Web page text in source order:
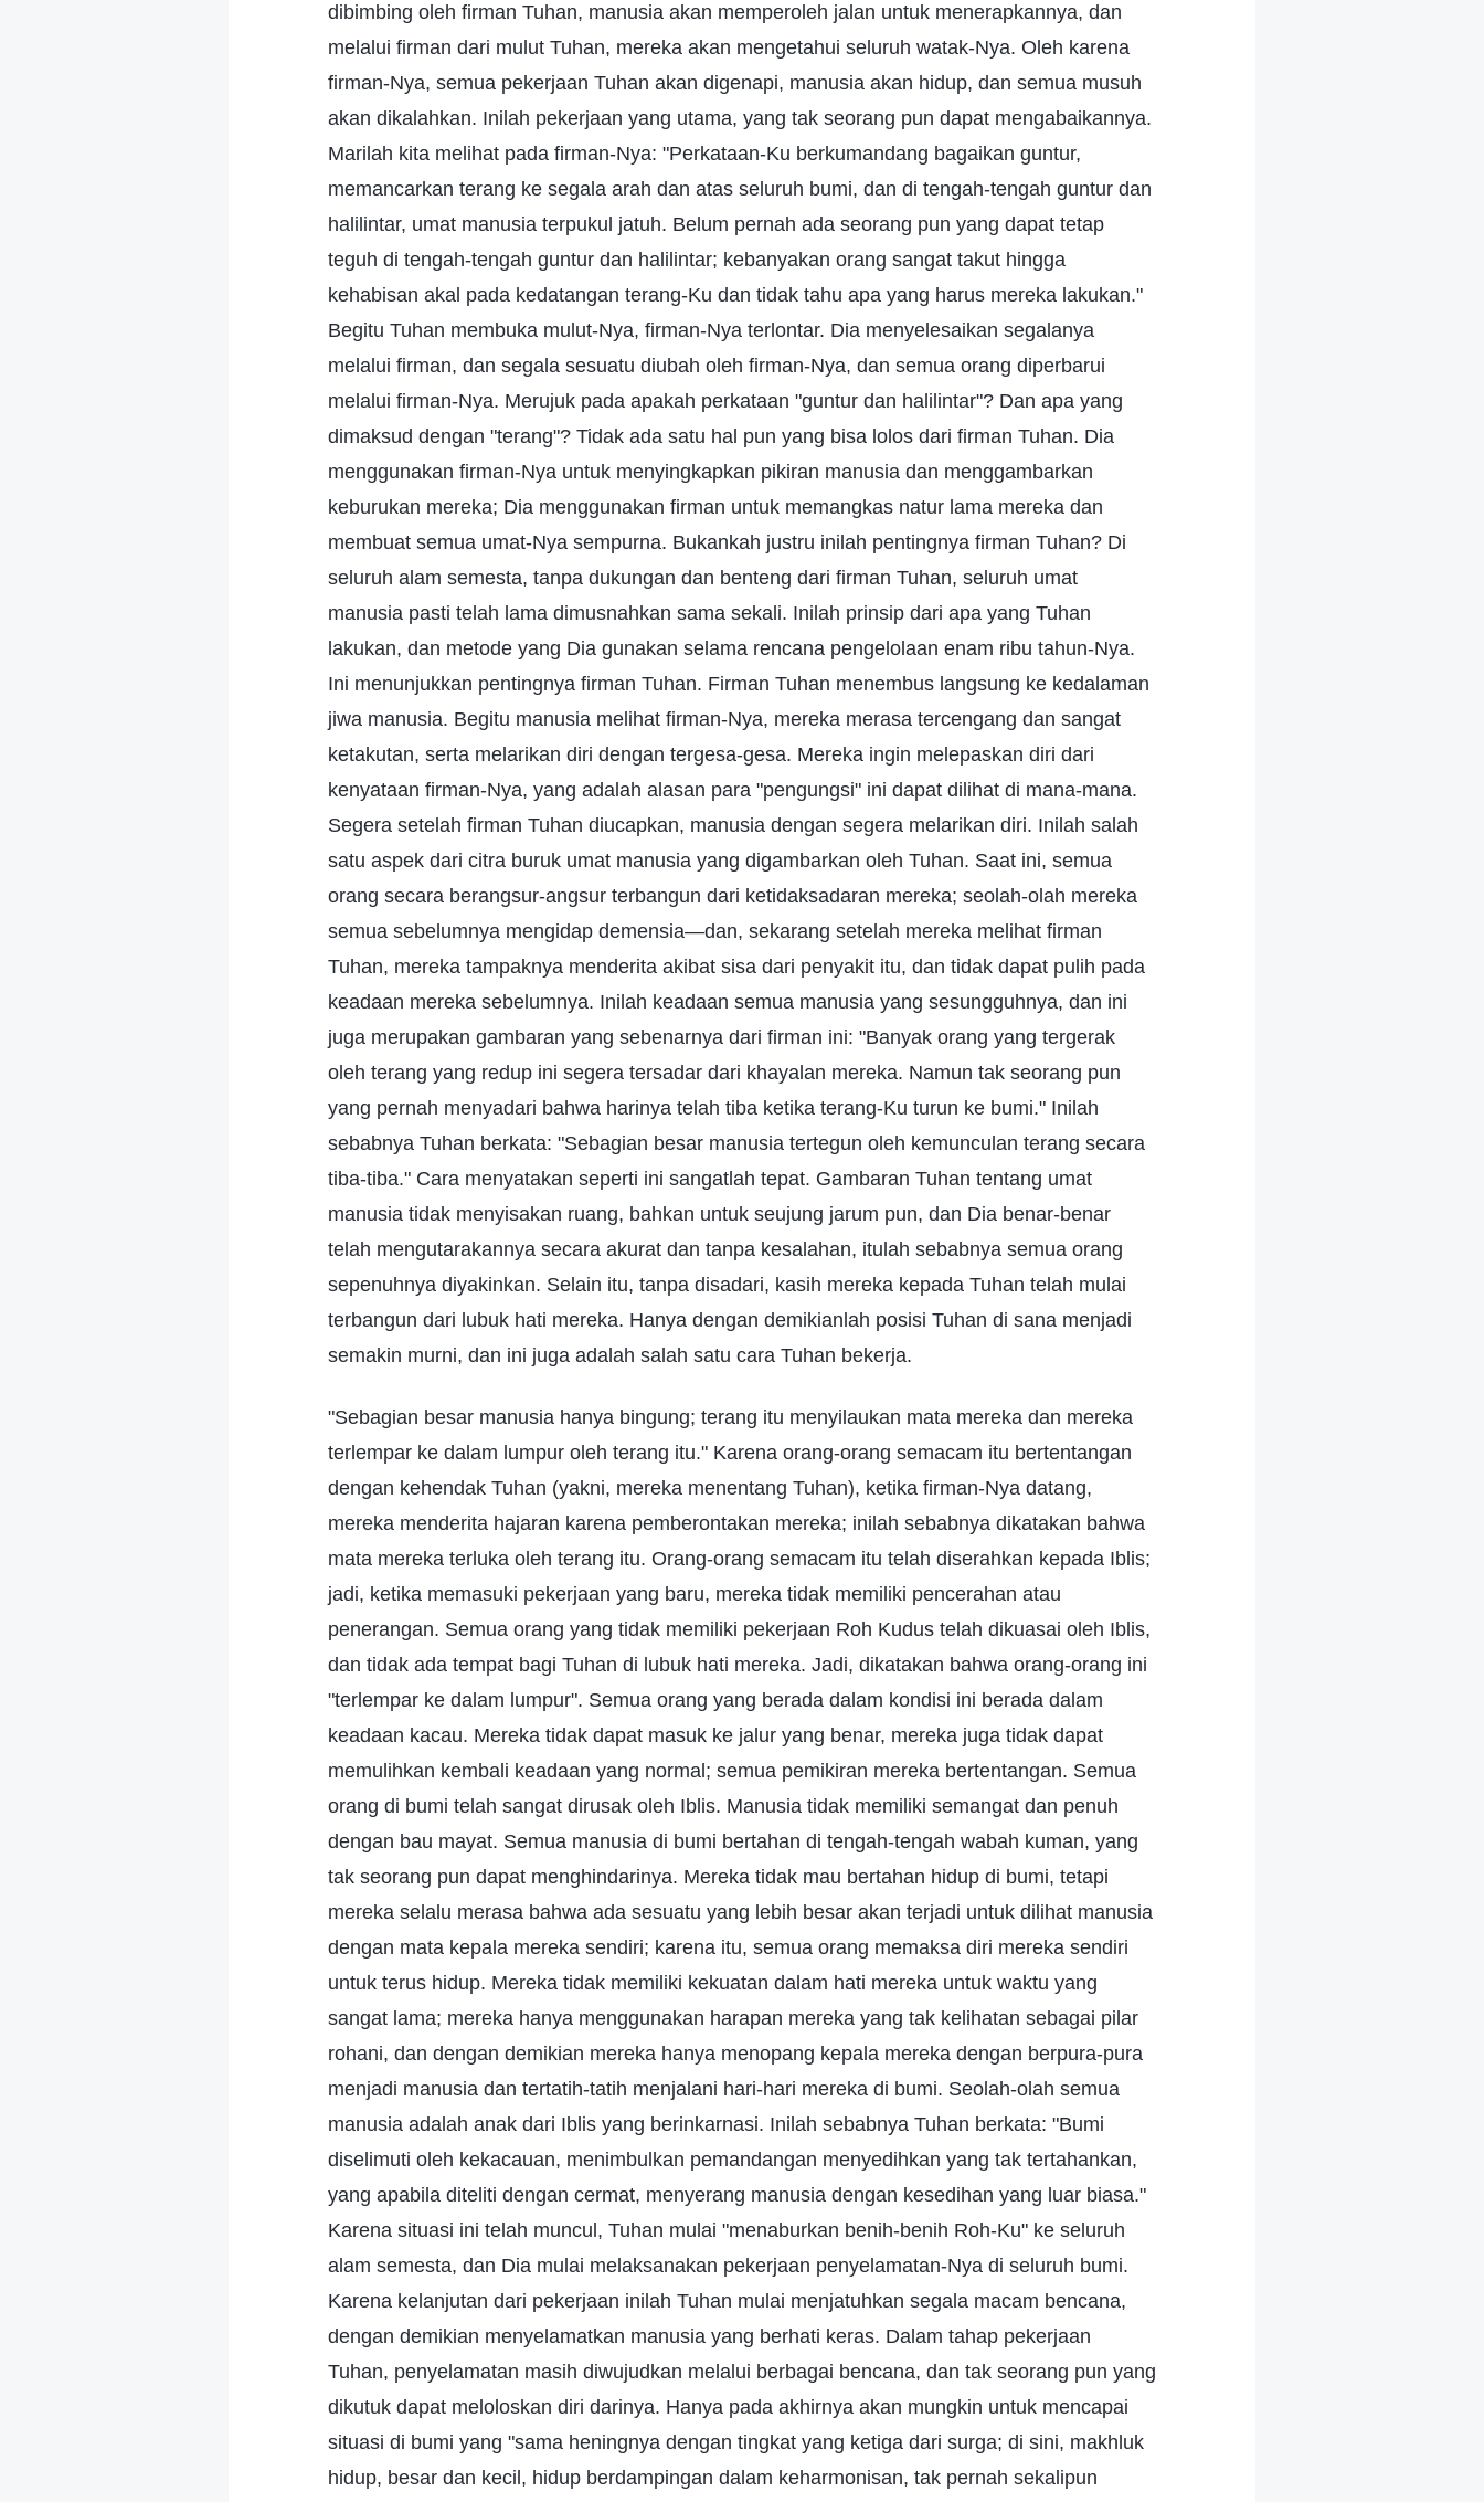
dibimbing oleh firman Tuhan, manusia akan memperoleh jalan untuk menerapkannya, dan
melalui firman dari mulut Tuhan, mereka akan mengetahui seluruh watak-Nya. Oleh karena
firman-Nya, semua pekerjaan Tuhan akan digenapi, manusia akan hidup, dan semua musuh
akan dikalahkan. Inilah pekerjaan yang utama, yang tak seorang pun dapat mengabaikannya.
Marilah kita melihat pada firman-Nya: "Perkataan-Ku berkumandang bagaikan guntur,
memancarkan terang ke segala arah dan atas seluruh bumi, dan di tengah-tengah guntur dan
halilintar, umat manusia terpukul jatuh. Belum pernah ada seorang pun yang dapat tetap
teguh di tengah-tengah guntur dan halilintar; kebanyakan orang sangat takut hingga
kehabisan akal pada kedatangan terang-Ku dan tidak tahu apa yang harus mereka lakukan."
Begitu Tuhan membuka mulut-Nya, firman-Nya terlontar. Dia menyelesaikan segalanya
melalui firman, dan segala sesuatu diubah oleh firman-Nya, dan semua orang diperbarui
melalui firman-Nya. Merujuk pada apakah perkataan "guntur dan halilintar"? Dan apa yang
dimaksud dengan "terang"? Tidak ada satu hal pun yang bisa lolos dari firman Tuhan. Dia
menggunakan firman-Nya untuk menyingkapkan pikiran manusia dan menggambarkan
keburukan mereka; Dia menggunakan firman untuk memangkas natur lama mereka dan
membuat semua umat-Nya sempurna. Bukankah justru inilah pentingnya firman Tuhan? Di
seluruh alam semesta, tanpa dukungan dan benteng dari firman Tuhan, seluruh umat
manusia pasti telah lama dimusnahkan sama sekali. Inilah prinsip dari apa yang Tuhan
lakukan, dan metode yang Dia gunakan selama rencana pengelolaan enam ribu tahun-Nya.
Ini menunjukkan pentingnya firman Tuhan. Firman Tuhan menembus langsung ke kedalaman
jiwa manusia. Begitu manusia melihat firman-Nya, mereka merasa tercengang dan sangat
ketakutan, serta melarikan diri dengan tergesa-gesa. Mereka ingin melepaskan diri dari
kenyataan firman-Nya, yang adalah alasan para "pengungsi" ini dapat dilihat di mana-mana.
Segera setelah firman Tuhan diucapkan, manusia dengan segera melarikan diri. Inilah salah
satu aspek dari citra buruk umat manusia yang digambarkan oleh Tuhan. Saat ini, semua
orang secara berangsur-angsur terbangun dari ketidaksadaran mereka; seolah-olah mereka
semua sebelumnya mengidap demensia—dan, sekarang setelah mereka melihat firman
Tuhan, mereka tampaknya menderita akibat sisa dari penyakit itu, dan tidak dapat pulih pada
keadaan mereka sebelumnya. Inilah keadaan semua manusia yang sesungguhnya, dan ini
juga merupakan gambaran yang sebenarnya dari firman ini: "Banyak orang yang tergerak
oleh terang yang redup ini segera tersadar dari khayalan mereka. Namun tak seorang pun
yang pernah menyadari bahwa harinya telah tiba ketika terang-Ku turun ke bumi." Inilah
sebabnya Tuhan berkata: "Sebagian besar manusia tertegun oleh kemunculan terang secara
tiba-tiba." Cara menyatakan seperti ini sangatlah tepat. Gambaran Tuhan tentang umat
manusia tidak menyisakan ruang, bahkan untuk seujung jarum pun, dan Dia benar-benar
telah mengutarakannya secara akurat dan tanpa kesalahan, itulah sebabnya semua orang
sepenuhnya diyakinkan. Selain itu, tanpa disadari, kasih mereka kepada Tuhan telah mulai
terbangun dari lubuk hati mereka. Hanya dengan demikianlah posisi Tuhan di sana menjadi
semakin murni, dan ini juga adalah salah satu cara Tuhan bekerja.
"Sebagian besar manusia hanya bingung; terang itu menyilaukan mata mereka dan mereka
terlempar ke dalam lumpur oleh terang itu." Karena orang-orang semacam itu bertentangan
dengan kehendak Tuhan (yakni, mereka menentang Tuhan), ketika firman-Nya datang,
mereka menderita hajaran karena pemberontakan mereka; inilah sebabnya dikatakan bahwa
mata mereka terluka oleh terang itu. Orang-orang semacam itu telah diserahkan kepada Iblis;
jadi, ketika memasuki pekerjaan yang baru, mereka tidak memiliki pencerahan atau
penerangan. Semua orang yang tidak memiliki pekerjaan Roh Kudus telah dikuasai oleh Iblis,
dan tidak ada tempat bagi Tuhan di lubuk hati mereka. Jadi, dikatakan bahwa orang-orang ini
"terlempar ke dalam lumpur". Semua orang yang berada dalam kondisi ini berada dalam
keadaan kacau. Mereka tidak dapat masuk ke jalur yang benar, mereka juga tidak dapat
memulihkan kembali keadaan yang normal; semua pemikiran mereka bertentangan. Semua
orang di bumi telah sangat dirusak oleh Iblis. Manusia tidak memiliki semangat dan penuh
dengan bau mayat. Semua manusia di bumi bertahan di tengah-tengah wabah kuman, yang
tak seorang pun dapat menghindarinya. Mereka tidak mau bertahan hidup di bumi, tetapi
mereka selalu merasa bahwa ada sesuatu yang lebih besar akan terjadi untuk dilihat manusia
dengan mata kepala mereka sendiri; karena itu, semua orang memaksa diri mereka sendiri
untuk terus hidup. Mereka tidak memiliki kekuatan dalam hati mereka untuk waktu yang
sangat lama; mereka hanya menggunakan harapan mereka yang tak kelihatan sebagai pilar
rohani, dan dengan demikian mereka hanya menopang kepala mereka dengan berpura-pura
menjadi manusia dan tertatih-tatih menjalani hari-hari mereka di bumi. Seolah-olah semua
manusia adalah anak dari Iblis yang berinkarnasi. Inilah sebabnya Tuhan berkata: "Bumi
diselimuti oleh kekacauan, menimbulkan pemandangan menyedihkan yang tak tertahankan,
yang apabila diteliti dengan cermat, menyerang manusia dengan kesedihan yang luar biasa."
Karena situasi ini telah muncul, Tuhan mulai "menaburkan benih-benih Roh-Ku" ke seluruh
alam semesta, dan Dia mulai melaksanakan pekerjaan penyelamatan-Nya di seluruh bumi.
Karena kelanjutan dari pekerjaan inilah Tuhan mulai menjatuhkan segala macam bencana,
dengan demikian menyelamatkan manusia yang berhati keras. Dalam tahap pekerjaan
Tuhan, penyelamatan masih diwujudkan melalui berbagai bencana, dan tak seorang pun yang
dikutuk dapat meloloskan diri darinya. Hanya pada akhirnya akan mungkin untuk mencapai
situasi di bumi yang "sama heningnya dengan tingkat yang ketiga dari surga; di sini, makhluk
hidup, besar dan kecil, hidup berdampingan dalam keharmonisan, tak pernah sekalipun